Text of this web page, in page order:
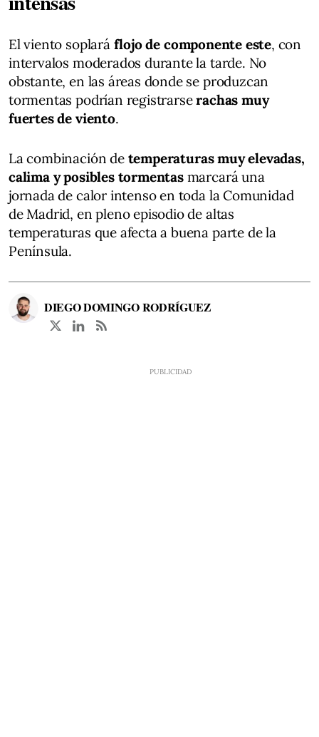
El viento soplará flojo de componente este, con
intervalos moderados durante la tarde. No
obstante, en las áreas donde se produzcan
tormentas podrían registrarserachas muy
fuertes de viento.
La combinación de temperaturas muy elevadas,
calima y posibles tormentasmarcará una
jornada de calor intenso en toda la Comunidad
de Madrid, en pleno episodio de altas
temperaturas que afecta a buena parte de la
Península.
DIEGO DOMINGO RODRÍGUEZ